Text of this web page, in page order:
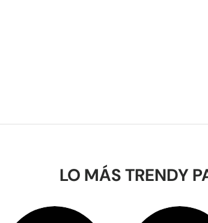
LO MÁS TRENDY